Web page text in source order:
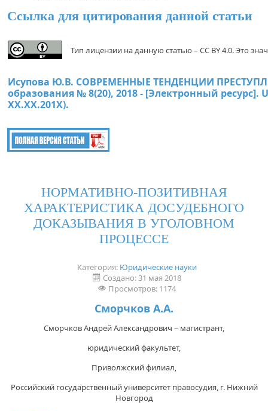
Ссылка для цитирования данной статьи
Тип лицензии на данную статью – CC BY 4.0. Это
Исупова Ю.В. СОВРЕМЕННЫЕ ТЕНДЕНЦИИ
образования № 8(20), 2018 - [Электронный ресурс].
ХХ.ХХ.201Х).
НОРМАТИВНО-ПОЗИТИВНАЯ
ХАРАКТЕРИСТИКА ДОСУДЕБНОГО
ДОКАЗЫВАНИЯ В УГОЛОВНОМ
ПРОЦЕССЕ
Категория: Юридические науки
Создано: 31 мая 2018
Просмотров: 1174
Сморчков А.А.
Сморчков Андрей Александрович – магистрант,
юридический факультет,
Приволжский филиал,
Российский государственный университет правосудия, г. Нижний
Новгород